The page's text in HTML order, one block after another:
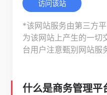
访问该站
*该网站服务由第三方
为该网站上产生的一切
台用户注意甄别网站服
什么是商务管理平